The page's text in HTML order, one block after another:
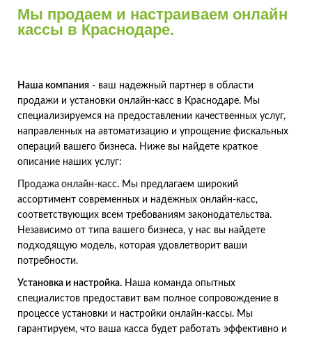
Мы продаем и настраиваем онлайн
кассы в Краснодаре.
Наша компания - ваш надежный партнер в области
продажи и установки онлайн-касс в Краснодаре. Мы
специализируемся на предоставлении качественных услуг,
направленных на автоматизацию и упрощение фискальных
операций вашего бизнеса. Ниже вы найдете краткое
описание наших услуг:
Продажа онлайн-касс. Мы предлагаем широкий
ассортимент современных и надежных онлайн-касс,
соответствующих всем требованиям законодательства.
Независимо от типа вашего бизнеса, у нас вы найдете
подходящую модель, которая удовлетворит ваши
потребности.
Установка и настройка. Наша команда опытных
специалистов предоставит вам полное сопровождение в
процессе установки и настройки онлайн-кассы. Мы
гарантируем, что ваша касса будет работать эффективно и